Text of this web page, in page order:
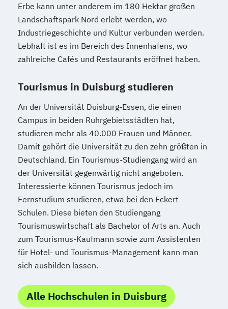
Erbe kann unter anderem im 180 Hektar großen
Landschaftspark Nord erlebt werden, wo
Industriegeschichte und Kultur verbunden werden.
Lebhaft ist es im Bereich des Innenhafens, wo
zahlreiche Cafés und Restaurants eröffnet haben.
Tourismus in Duisburg studieren
An der Universität Duisburg-Essen, die einen
Campus in beiden Ruhrgebietsstädten hat,
studieren mehr als 40.000 Frauen und Männer.
Damit gehört die Universität zu den zehn größten in
Deutschland. Ein Tourismus-Studiengang wird an
der Universität gegenwärtig nicht angeboten.
Interessierte können Tourismus jedoch im
Fernstudium studieren, etwa bei den Eckert-
Schulen. Diese bieten den Studiengang
Tourismuswirtschaft als Bachelor of Arts an. Auch
zum Tourismus-Kaufmann sowie zum Assistenten
für Hotel- und Tourismus-Management kann man
sich ausbilden lassen.
Alle Hochschulen in Duisburg